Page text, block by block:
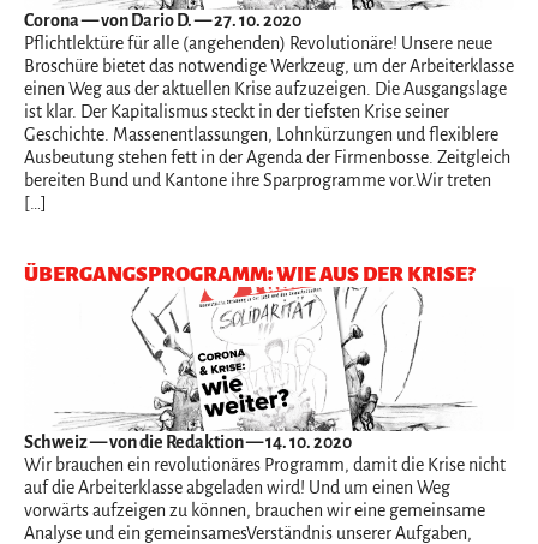
Corona— von Dario D. — 27. 10. 2020
Pflichtlektüre für alle (angehenden) Revolutionäre! Unsere neue
Broschüre bietet das notwendige Werkzeug, um der Arbeiterklasse
einen Weg aus der aktuellen Krise aufzuzeigen. Die Ausgangslage
ist klar. Der Kapitalismus steckt in der tiefsten Krise seiner
Geschichte. Massenentlassungen, Lohnkürzungen und flexiblere
Ausbeutung stehen fett in der Agenda der Firmenbosse. Zeitgleich
bereiten Bund und Kantone ihre Sparprogramme vor.Wir treten
[…]
ÜBERGANGSPROGRAMM: WIE AUS DER KRISE?
Schweiz— von die Redaktion — 14. 10. 2020
Wir brauchen ein revolutionäres Programm, damit die Krise nicht
auf die Arbeiterklasse abgeladen wird! Und um einen Weg
vorwärts aufzeigen zu können, brauchen wir eine gemeinsame
Analyse und ein gemeinsamesVerständnis unserer Aufgaben,